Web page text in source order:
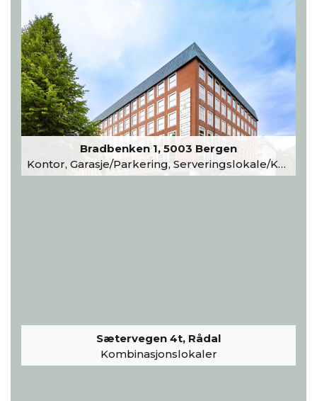
Bradbenken 1, 5003 Bergen
Kontor, Garasje/Parkering, Serveringslokale/Kantine, Undervisning/Arrangement
Sætervegen 4t, Rådal
Kombinasjonslokaler